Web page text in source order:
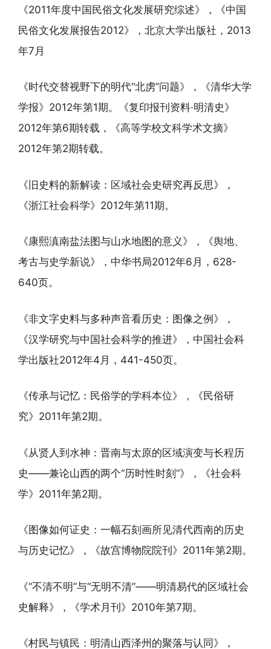
《2011年度中国民俗文化发展研究综述》，《中国
民俗文化发展报告2012》，北京大学出版社，2013
年7月
《时代交替视野下的明代“北虏”问题》，《清华大学
学报》2012年第1期。《复印报刊资料·明清史》
2012年第6期转载，《高等学校文科学术文摘》
2012年第2期转载。
《旧史料的新解读：区域社会史研究再反思》，
《浙江社会科学》2012年第11期。
《康熙滇南盐法图与山水地图的意义》，《舆地、
考古与史学新说》，中华书局2012年6月，628-
640页。
《非文字史料与多种声音看历史：图像之例》，
《汉学研究与中国社会科学的推进》，中国社会科
学出版社2012年4月，441-450页。
《传承与记忆：民俗学的学科本位》，《民俗研
究》2011年第2期。
《从贤人到水神：晋南与太原的区域演变与长程历
史——兼论山西的两个“历时性时刻”》，《社会科
学》2011年第2期。
《图像如何证史：一幅石刻画所见清代西南的历史
与历史记忆》，《故宫博物院院刊》2011年第2期。
《“不清不明”与“无明不清”——明清易代的区域社会
史解释》，《学术月刊》2010年第7期。
《村民与镇民：明清山西泽州的聚落与认同》，